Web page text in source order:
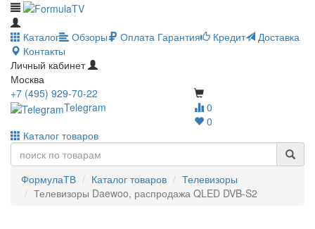
Каталог Обзоры Оплата Гарантия Кредит
Доставка
Контакты
Личный кабинет
Москва
0
0
+7 (495) 929-70-22
Telegram
Каталог товаров
ФормулаТВ Каталог товаров
Телевизоры
Телевизоры Daewoo, распродажа QLED DVB-S2